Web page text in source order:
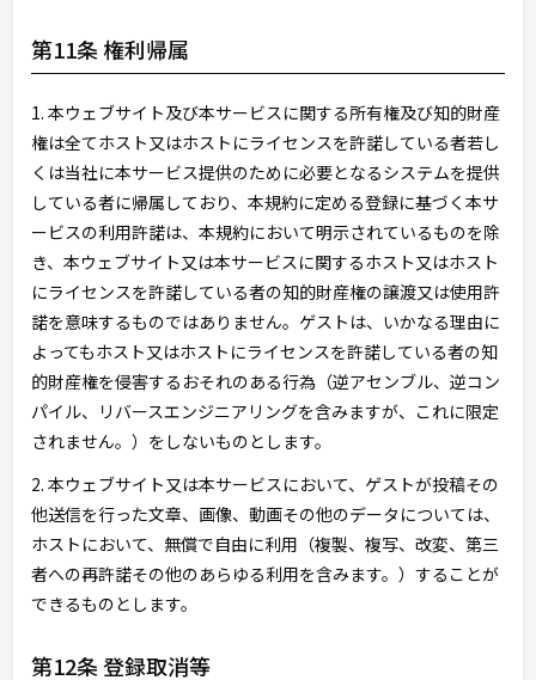
第11条 権利帰属
1. 本ウェブサイト及び本サービスに関する所有権及び知的財産
権は全てホスト又はホストにライセンスを許諾している者若し
くは当社に本サービス提供のために必要となるシステムを提供
している者に帰属しており、本規約に定める登録に基づく本サ
ービスの利用許諾は、本規約において明示されているものを除
き、本ウェブサイト又は本サービスに関するホスト又はホスト
にライセンスを許諾している者の知的財産権の譲渡又は使用許
諾を意味するものではありません。ゲストは、いかなる理由に
よってもホスト又はホストにライセンスを許諾している者の知
的財産権を侵害するおそれのある行為（逆アセンブル、逆コン
パイル、リバースエンジニアリングを含みますが、これに限定
されません。）をしないものとします。
2. 本ウェブサイト又は本サービスにおいて、ゲストが投稿その
他送信を行った文章、画像、動画その他のデータについては、
ホストにおいて、無償で自由に利用（複製、複写、改変、第三
者への再許諾その他のあらゆる利用を含みます。）することが
できるものとします。
第12条 登録取消等